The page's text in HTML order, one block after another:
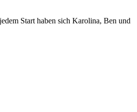
Start haben sich Karolina, Ben und